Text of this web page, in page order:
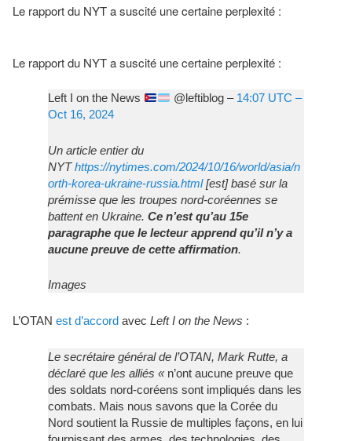
Le rapport du NYT a suscité une certaine perplexité :
Le rapport du NYT a suscité une certaine perplexité :
Left I on the News @leftiblog – 14:07 UTC –
Oct 16, 2024
Un article entier du
NYThttps://nytimes.com/2024/10/16/world/asia/n
orth-korea-ukraine-russia.html[est] basé sur la
prémisse que les troupes nord-coréennes se
battent en Ukraine. Ce n’est qu’au 15e
paragraphe que le lecteur apprend qu’il n’y a
aucune preuve de cette affirmation.
Images
L’OTAN est d’accord avec Left I on the News :
Le secrétaire général de l’OTAN, Mark Rutte, a
déclaré que les alliés « n’ont aucune preuve que
des soldats nord-coréens sont impliqués dans les
combats. Mais nous savons que la Corée du
Nord soutient la Russie de multiples façons, en lui